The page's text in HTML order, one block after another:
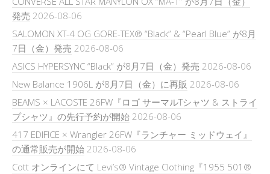
発売 2026-08-06
SALOMON XT-4 OG GORE-TEX® “Black” & “Pearl Blue” が8月
7日（金）発売 2026-08-06
ASICS HYPERSYNC “Black” が8月7日（金）発売 2026-08-06
New Balance 1906L が8月7日（金）に再販 2026-08-06
BEAMS × LACOSTE 26FW『ロゴ サーマルTシャツ & ストライ
プシャツ』の先行予約が開始 2026-08-06
417 EDIFICE × Wrangler 26FW『ランチャー ミッドウェイ』
の通常販売が開始 2026-08-06
Cott オンラインにて Levi’s® Vintage Clothing『1955 501®